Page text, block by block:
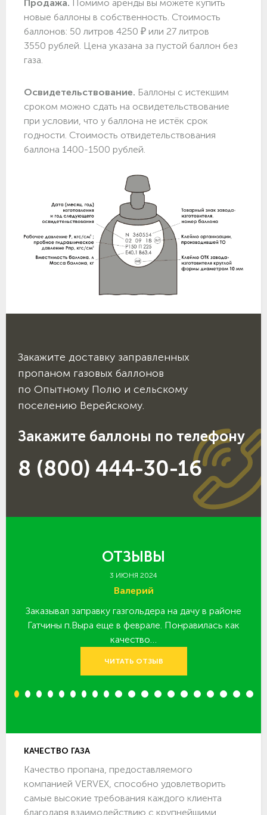
Продажа. Помимо аренды вы можете купить
новые баллоны в собственность. Стоимость
баллонов: 50 литров 4250 ₽ или 27 литров
3550 рублей. Цена указана за пустой баллон без
газа.
Освидетельствование. Баллоны с истекшим
сроком можно сдать на освидетельствование
при условии, что у баллона не истёк срок
годности. Стоимость отвидетельствования
баллона 1400-1500 рублей.
Закажите доставку заправленных
пропаном газовых баллонов
по Опытному Полю и сельскому
поселению Верейскому.
Закажите баллоны по телефону
8 (800) 444-30-16
ОТЗЫВЫ
3 ИЮНЯ 2024
Валерий
Заказывал заправку газгольдера на дачу в районе
Гатчины п.Выра еще в феврале. Понравилась как
качество…
ЧИТАТЬ ОТЗЫВ
1 2 3 4 5 6 7 8 9 10 11 12 13 14 15 16 17 18 19 20
КАЧЕСТВО ГАЗА
Качество пропана, предоставляемого
компанией VERVEX, способно удовлетворить
самые высокие требования каждого клиента
благодаря взаимодействию с крупнейшими